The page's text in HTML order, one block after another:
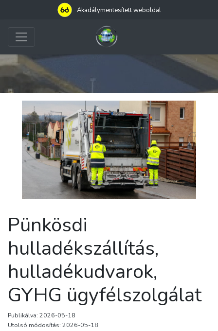
Akadálymentesített weboldal
Pünkösdi
hulladékszállítás,
hulladékudvarok,
GYHG ügyfélszolgálat
Publikálva: 2026-05-18
Utolsó módosítás: 2026-05-18